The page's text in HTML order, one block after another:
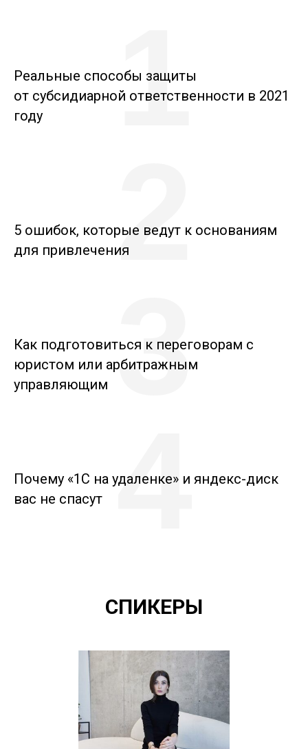
Реальные способы защиты
от субсидиарной ответственности в 2021
году
1
5 ошибок, которые ведут к основаниям
для привлечения2
Как подготовиться к переговорам с
юристом или арбитражным
управляющим 3
Почему «1С на удаленке» и яндекс-диск
вас не спасут
4
СПИКЕРЫ